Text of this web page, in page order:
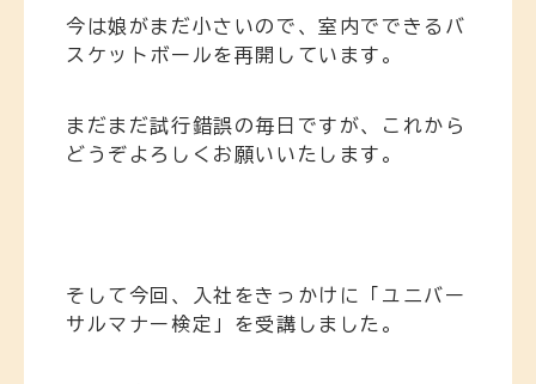
今は娘がまだ小さいので、室内でできるバ
スケットボールを再開しています。
まだまだ試行錯誤の毎日ですが、これから
どうぞよろしくお願いいたします。
そして今回、入社をきっかけに「ユニバー
サルマナー検定」を受講しました。